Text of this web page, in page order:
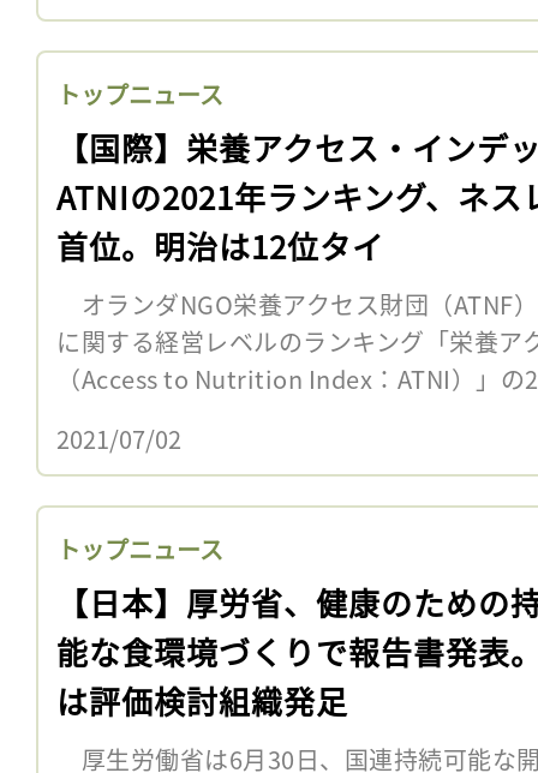
トップニュース
【国際】栄養アクセス・インデ
ATNIの2021年ランキング、ネス
首位。明治は12位タイ
オランダNGO栄養アクセス財団（ATNF
に関する経営レベルのランキング「栄養ア
（Access to Nutrition Index：ATNI）」
2021/07/02
トップニュース
【日本】厚労省、健康のための
能な食環境づくりで報告書発表
は評価検討組織発足
厚生労働省は6月30日、国連持続可能な